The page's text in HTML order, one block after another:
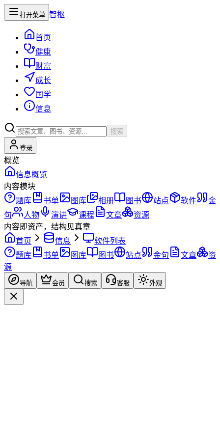
打开菜单 智枢
首页
健康
财富
成长
国学
信息
搜索
登录
概览
信息概览
内容模块
题库
书单 图库 相册 图书 站点 软件
金
句
人物 演讲 课程 文章
资源
内容即资产，结构见真章
首页
信息
软件列表
题库
书单 图库 图书 站点 金句 文章
资
源
导航 会员 搜索 客服 外观